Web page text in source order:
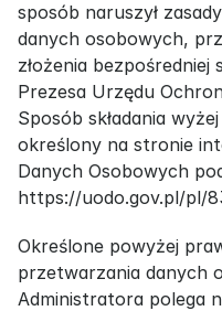
sposób naruszył
danych osobowych,
złożenia
Prezesa Urzędu
Sposób składania
określony na stronie
Danych Osobowych
https://uodo.gov.pl/pl/
Określone powyżej
przetwarzania danych
Administratora polega